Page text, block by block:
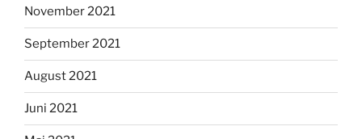
November 2021
September 2021
August 2021
Juni 2021